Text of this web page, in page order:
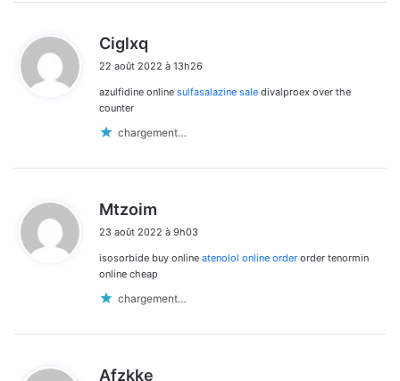
Ciglxq
t
22 août 2022 à 13h26
azulfidine online sulfasalazine sale divalproex over the
counter
chargement…
Mtzoim
t
23 août 2022 à 9h03
isosorbide buy online atenolol online order order tenormin
online cheap
chargement…
Afzkke